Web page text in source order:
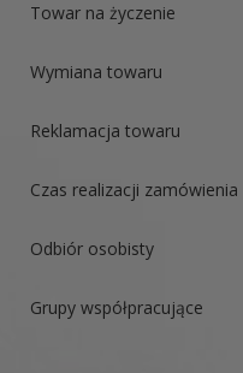
Towar na życzenie
Wymiana towaru
Reklamacja towaru
Czas realizacji zamówienia
Odbiór osobisty
Grupy współpracujące